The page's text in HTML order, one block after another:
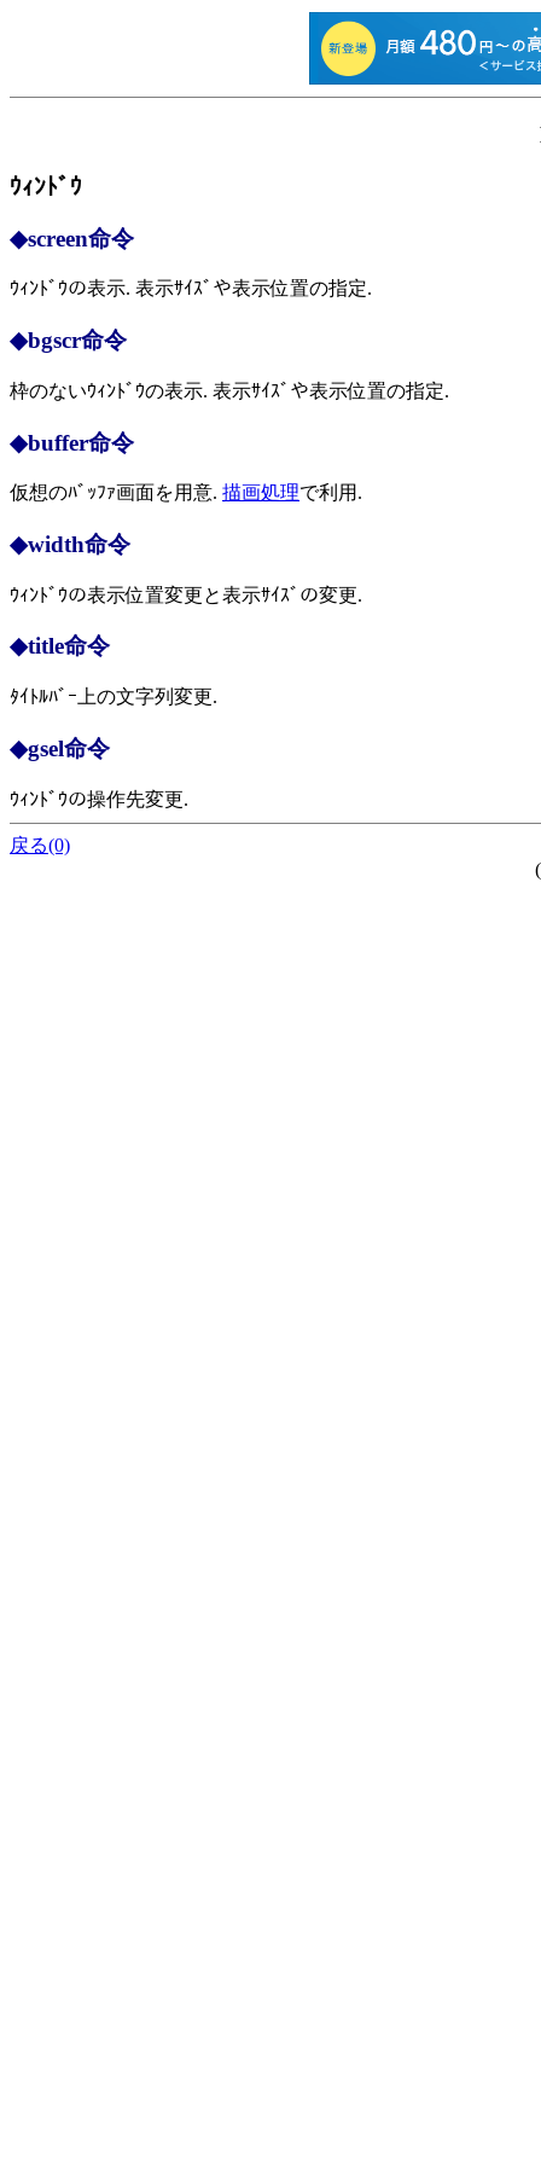
ｳｨﾝﾄﾞｳ
◆screen命令
ｳｨﾝﾄﾞｳの表示. 表示ｻｲｽﾞや表示位置の指定.
◆bgscr命令
枠のないｳｨﾝﾄﾞｳの表示. 表示ｻｲｽﾞや表示位置の指定.
◆buffer命令
仮想のﾊﾞｯﾌｧ画面を用意. 描画処理で利用.
◆width命令
ｳｨﾝﾄﾞｳの表示位置変更と表示ｻｲｽﾞの変更.
◆title命令
ﾀｲﾄﾙﾊﾞｰ上の文字列変更.
◆gsel命令
ｳｨﾝﾄﾞｳの操作先変更.
戻る(0)